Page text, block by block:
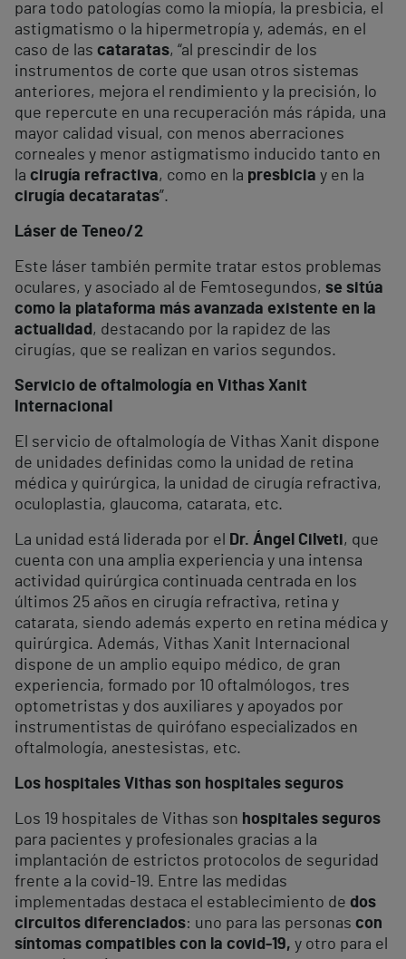
para todo patologías como la miopía, la presbicia, el
astigmatismo o la hipermetropía y, además, en el
caso de las cataratas, “al prescindir de los
instrumentos de corte que usan otros sistemas
anteriores, mejora el rendimiento y la precisión, lo
que repercute en una recuperación más rápida, una
mayor calidad visual, con menos aberraciones
corneales y menor astigmatismo inducido tanto en
la cirugía refractiva, como en la presbicia y en la
cirugía decataratas”.
Láser de Teneo/2
Este láser también permite tratar estos problemas
oculares, y asociado al de Femtosegundos, se sitúa
como la plataforma más avanzada existente en la
actualidad , destacando por la rapidez de las
cirugías, que se realizan en varios segundos.
Servicio de oftalmología en Vithas Xanit
Internacional
El servicio de oftalmología de Vithas Xanit dispone
de unidades definidas como la unidad de retina
médica y quirúrgica, la unidad de cirugía refractiva,
oculoplastia, glaucoma, catarata, etc.
La unidad está liderada por el Dr. Ángel Cilveti , que
cuenta con una amplia experiencia y una intensa
actividad quirúrgica continuada centrada en los
últimos 25 años en cirugía refractiva, retina y
catarata, siendo además experto en retina médica y
quirúrgica. Además, Vithas Xanit Internacional
dispone de un amplio equipo médico, de gran
experiencia, formado por 10 oftalmólogos, tres
optometristas y dos auxiliares y apoyados por
instrumentistas de quirófano especializados en
oftalmología, anestesistas, etc.
Los hospitales Vithas son hospitales seguros
Los 19 hospitales de Vithas son hospitales seguros
para pacientes y profesionales gracias a la
implantación de estrictos protocolos de seguridad
frente a la covid-19. Entre las medidas
implementadas destaca el establecimiento de dos
circuitos diferenciados: uno para las personas con
síntomas compatibles con la covid-19, y otro para el